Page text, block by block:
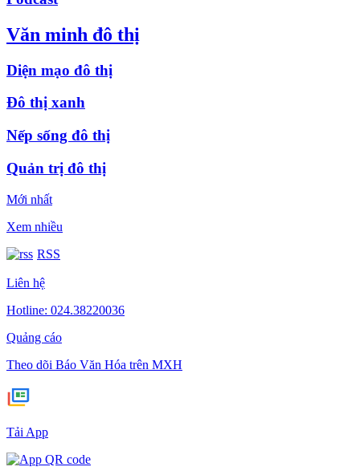
Văn minh đô thị
Diện mạo đô thị
Đô thị xanh
Nếp sống đô thị
Quản trị đô thị
Mới nhất
Xem nhiều
RSS
Liên hệ
Hotline: 024.38220036
Quảng cáo
Theo dõi Báo Văn Hóa trên MXH
Tải App